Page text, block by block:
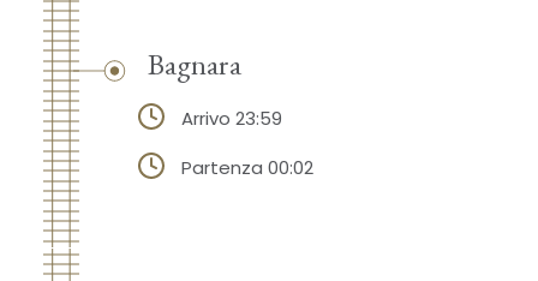
Bagnara
Arrivo 23:59
Partenza 00:02